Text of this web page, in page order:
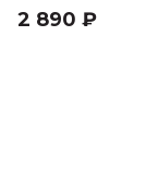
2 890 ₽